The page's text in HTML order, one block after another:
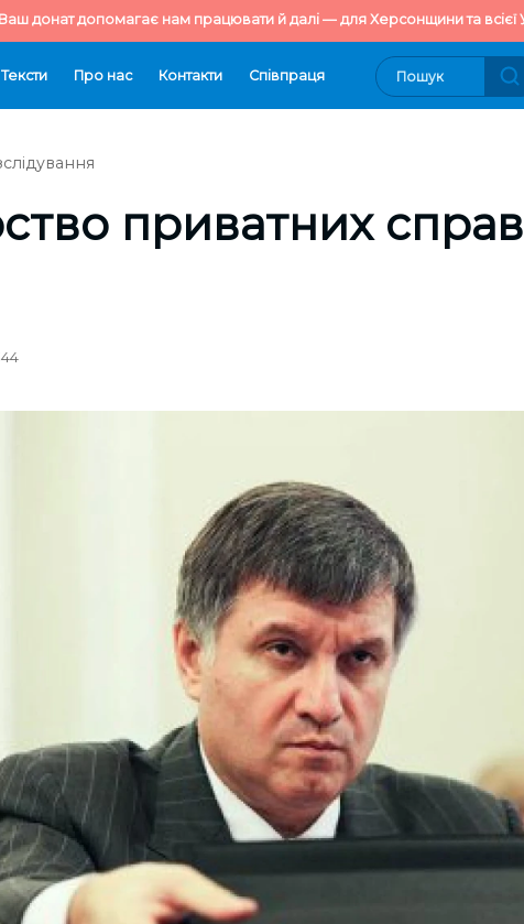
Ваш донат допомагає нам працювати й далі — для Херсонщини та всієї
Тексти Про нас Контакти Cпівпраця
приватних справ